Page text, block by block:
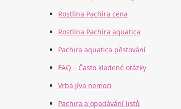
Rostlina Pachira cena
Rostlina Pachira aquatica
Pachira aquatica pěstování
FAQ – Často kladené otázky
Vrba jíva nemoci
Pachira a opadávání listů